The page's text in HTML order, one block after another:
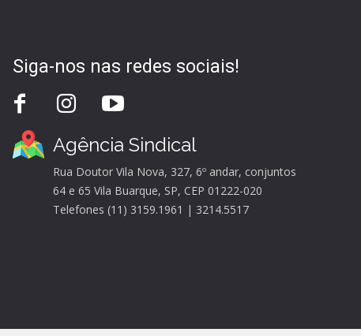
Siga-nos nas redes sociais!
Agência Sindical
Rua Doutor Vila Nova, 327, 6º andar, conjuntos
64 e 65 Vila Buarque, SP, CEP 01222-020
Telefones (11) 3159.1961 | 3214.5517